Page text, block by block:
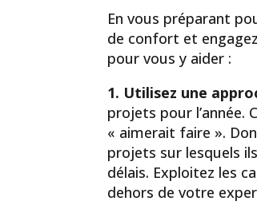
En vous préparant
de confort et
pour vous y aider :
1. Utilisez une
projets pour l’année.
« aimerait faire ».
projets sur lesquels
délais. Exploitez les
dehors de votre